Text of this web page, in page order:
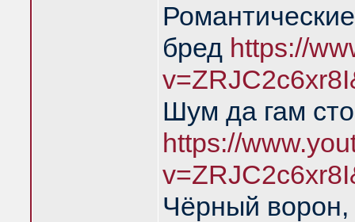
бред https://
Шум да гам
https://
Чёрный